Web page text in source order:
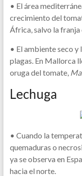
• El área
crecimiento del
África, salvo la franja
• El ambiente seco
plagas. En Mallorca
oruga del tomate,
Lechuga
• Cuando la
quemaduras o
ya se observa en
hacia el norte.